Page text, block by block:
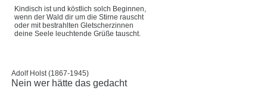
Kindisch ist und köstlich solch Beginnen,
wenn der Wald dir um die Stirne rauscht
oder mit bestrahlten Gletscherzinnen
deine Seele leuchtende Grüße tauscht.
Adolf Holst (1867-1945)
Nein wer hätte das gedacht